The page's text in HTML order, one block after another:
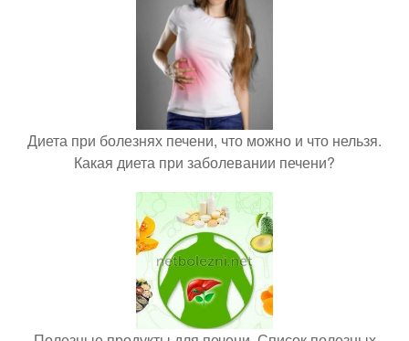
Диета при болезнях печени, что можно и что нельзя.
Какая диета при заболевании печени?